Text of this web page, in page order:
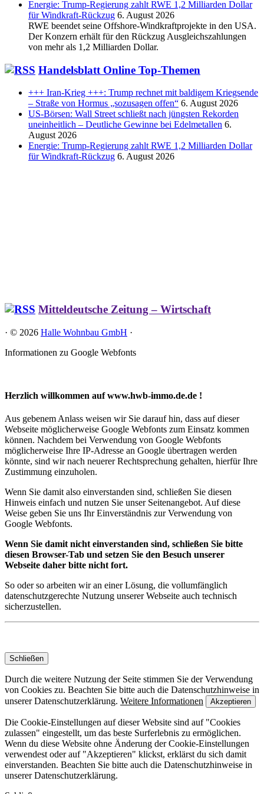
Energie: Trump-Regierung zahlt RWE 1,2 Milliarden Dollar
für Windkraft-Rückzug 6. August 2026
RWE beendet seine Offshore-Windkraftprojekte in den USA.
Der Konzern erhält für den Rückzug Ausgleichszahlungen
von mehr als 1,2 Milliarden Dollar.
Handelsblatt Online Top-Themen
+++ Iran-Krieg +++: Trump rechnet mit baldigem Kriegsende
– Straße von Hormus „sozusagen offen“ 6. August 2026
US-Börsen: Wall Street schließt nach jüngsten Rekorden
uneinheitlich – Deutliche Gewinne bei Edelmetallen 6.
August 2026
Energie: Trump-Regierung zahlt RWE 1,2 Milliarden Dollar
für Windkraft-Rückzug 6. August 2026
Mitteldeutsche Zeitung – Wirtschaft
· © 2026 Halle Wohnbau GmbH ·
Informationen zu Google Webfonts
Herzlich willkommen auf www.hwb-immo.de.de !
Aus gebenem Anlass weisen wir Sie darauf hin, dass auf dieser
Webseite möglicherweise Google Webfonts zum Einsatz kommen
können. Nachdem bei Verwendung von Google Webfonts
möglicherweise Ihre IP-Adresse an Google übertragen werden
könnte, sind wir nach neuerer Rechtsprechung gehalten, hierfür Ihre
Zustimmung einzuholen.
Wenn Sie damit also einverstanden sind, schließen Sie diesen
Hinweis einfach und nutzen Sie unser Seitenangebot. Auf diese
Weise geben Sie uns Ihr Einverständnis zur Verwendung von
Google Webfonts.
Wenn Sie damit nicht einverstanden sind, schließen Sie bitte
diesen Browser-Tab und setzen Sie den Besuch unserer
Webseite daher bitte nicht fort.
So oder so arbeiten wir an einer Lösung, die vollumfänglich
datenschutzgerechte Nutzung unserer Webseite auch technisch
sicherzustellen.
Schließen
Durch die weitere Nutzung der Seite stimmen Sie der Verwendung
von Cookies zu. Beachten Sie bitte auch die Datenschutzhinweise in
unserer Datenschutzerklärung. Weitere Informationen Akzeptieren
Die Cookie-Einstellungen auf dieser Website sind auf "Cookies
zulassen" eingestellt, um das beste Surferlebnis zu ermöglichen.
Wenn du diese Website ohne Änderung der Cookie-Einstellungen
verwendest oder auf "Akzeptieren" klickst, erklärst du sich damit
einverstanden. Beachten Sie bitte auch die Datenschutzhinweise in
unserer Datenschutzerklärung.